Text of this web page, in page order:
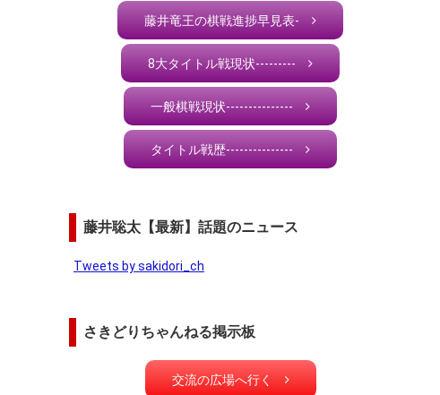
藤井竜王の棋戦進捗早見表-
8大タイトル戦現状---------
一般棋戦現状---------------
タイトル戦歴---------------
藤井聡太【最新】話題のニュース
Tweets by sakidori_ch
さきどりちゃんねる掲示板
交流の広場へ行く